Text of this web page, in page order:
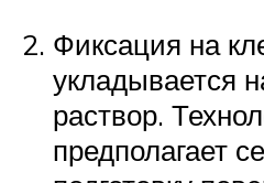
Фиксация на
укладывается
раствор.
предполагает